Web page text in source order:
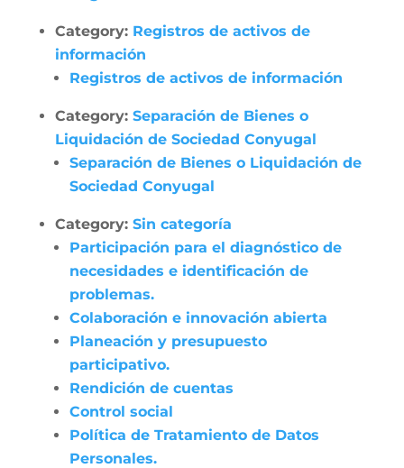
Category: Registros de activos de
información
Registros de activos de información
Category: Separación de Bienes o
Liquidación de Sociedad Conyugal
Separación de Bienes o Liquidación de
Sociedad Conyugal
Category: Sin categoría
Participación para el diagnóstico de
necesidades e identificación de
problemas.
Colaboración e innovación abierta
Planeación y presupuesto
participativo.
Rendición de cuentas
Control social
Política de Tratamiento de Datos
Personales.